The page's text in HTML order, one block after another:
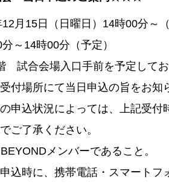
月15日（日曜日）14時00分～（
～14時00分（予定）
試合会場入口手前を予定してお
付場所にて当日申込の旨をお知
申込状況によっては、上記受付
ご了承ください。
メンバーであること。
込時に、携帯電話・スマートフ